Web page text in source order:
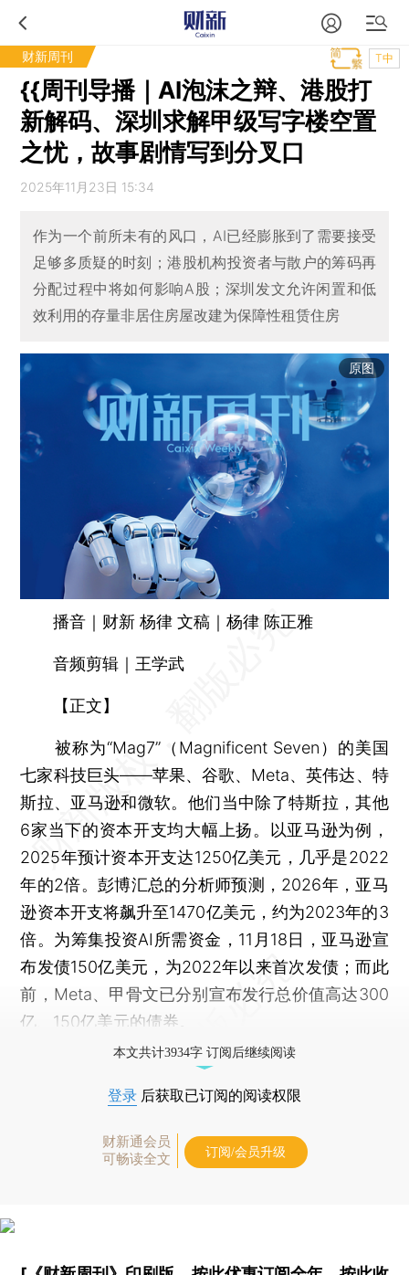
财新周刊 T中
{{周刊导播｜AI泡沫之辩、港股打
新解码、深圳求解甲级写字楼空置
之忧，故事剧情写到分叉口
2025年11月23日 15:34
作为一个前所未有的风口，AI已经膨胀到了需要接受
足够多质疑的时刻；港股机构投资者与散户的筹码再
分配过程中将如何影响A股；深圳发文允许闲置和低
效利用的存量非居住房屋改建为保障性租赁住房
原图
播音｜财新 杨律 文稿｜杨律 陈正雅
音频剪辑｜王学武
【正文】
被称为“Mag7”（Magnificent Seven）的美国
七家科技巨头——苹果、谷歌、Meta、英伟达、特
斯拉、亚马逊和微软。他们当中除了特斯拉，其他
6家当下的资本开支均大幅上扬。以亚马逊为例，
2025年预计资本开支达1250亿美元，几乎是2022
年的2倍。彭博汇总的分析师预测，2026年，亚马
逊资本开支将飙升至1470亿美元，约为2023年的3
倍。为筹集投资AI所需资金，11月18日，亚马逊宣
布发债150亿美元，为2022年以来首次发债；而此
前，Meta、甲骨文已分别宣布发行总价值高达300
亿、150亿美元的债券。
本文共计3934字 订阅后继续阅读
登录 后获取已订阅的阅读权限
财新通会员
可畅读全文
订阅/会员升级